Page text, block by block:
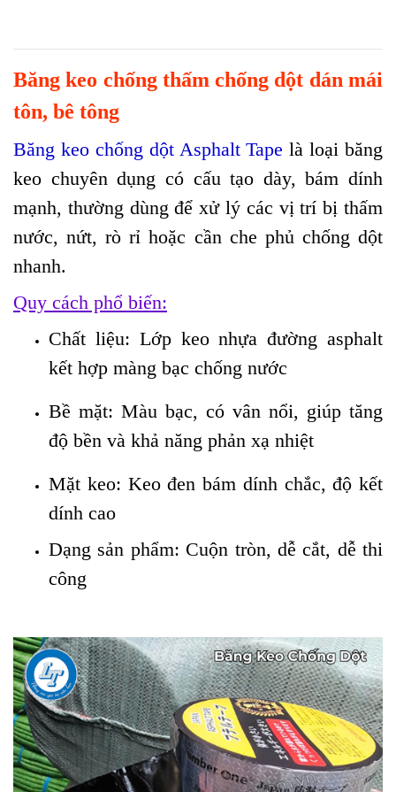
Băng keo chống thấm chống dột dán mái
tôn, bê tông
Băng keo chống dột Asphalt Tape là loại băng
keo chuyên dụng có cấu tạo dày, bám dính
mạnh, thường dùng để xử lý các vị trí bị thấm
nước, nứt, rò rỉ hoặc cần che phủ chống dột
nhanh.
Quy cách phổ biến:
Chất liệu: Lớp keo nhựa đường asphalt
kết hợp màng bạc chống nước
Bề mặt: Màu bạc, có vân nổi, giúp tăng
độ bền và khả năng phản xạ nhiệt
Mặt keo: Keo đen bám dính chắc, độ kết
dính cao
Dạng sản phẩm: Cuộn tròn, dễ cắt, dễ thi
công